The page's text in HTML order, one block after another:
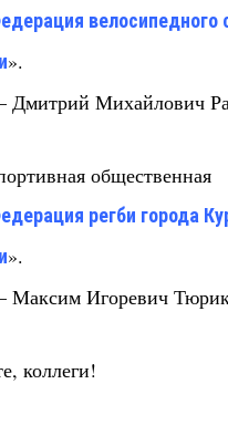
велосипедного
».
Дмитрий Михайлович
общественная
регби города
».
Максим Игоревич
коллеги!